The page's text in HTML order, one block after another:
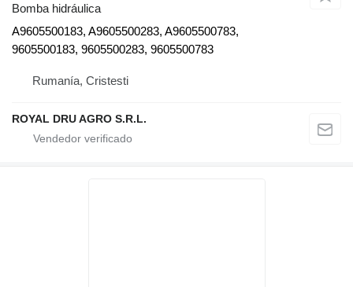
Bomba hidráulica
A9605500183, A9605500283, A9605500783,
9605500183, 9605500283, 9605500783
Rumanía, Cristesti
ROYAL DRU AGRO S.R.L.